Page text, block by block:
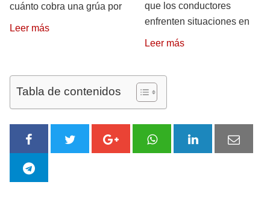
cuánto cobra una grúa por
Leer más
que los conductores
enfrenten situaciones en
Leer más
Tabla de contenidos